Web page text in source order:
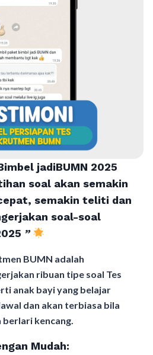
jadiBUMN 2025
soal akan semakin
semakin teliti dan
soal-soal
”
BUMN adalah
ribuan tipe soal Tes
anak bayi yang belajar
dan akan terbiasa bila
kencang.
Mudah: